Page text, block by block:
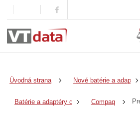
Úvodná strana Nové batérie a adaptéry
Batérie a adaptéry do notebookov
Compaq